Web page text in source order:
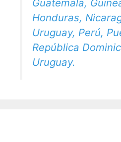
Guatemala,
Honduras,
Uruguay, Perú,
República
Uruguay.